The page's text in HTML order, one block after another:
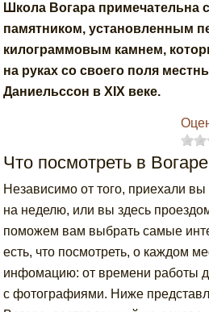
Школа Вогара примечательна
памятником, установленным
килограммовым камнем,
на руках со своего поля
Даниельссон в XIX веке.
Что посмотреть в Вогаре
Независимо от того, приехали вы
на неделю, или вы здесь
поможем вам выбрать самые
есть, что посмотреть, о каждом
инфомацию: от времени работы
с фотографиями. Ниже